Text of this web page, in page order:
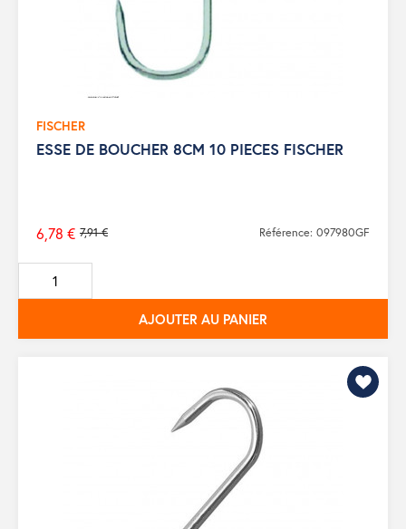
FISCHER
ESSE DE BOUCHER 8CM 10 PIECES FISCHER
Prix
de
base
7,91 €
6,78 € Référence: 097980GF
AJOUTER AU PANIER